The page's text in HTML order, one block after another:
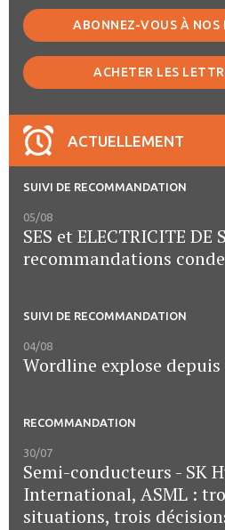
ABONNEZ-VOUS À NOS
ACHETER LES
ACTUELLEMENT
SUIVI DE RECOMMANDATION
05/08
SES et ELECTRICITE DE
recommandations
SUIVI DE RECOMMANDATION
04/08
Wordline explose depuis
RECOMMANDATION
30/07
Semi-conducteurs - SK
International, ASML :
situations, trois